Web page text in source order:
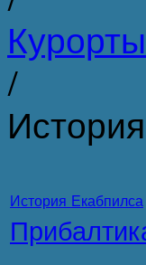
/
История Екабпилса